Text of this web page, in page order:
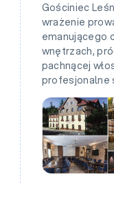
Gościniec
wrażenie
emanującego
wnętrzach,
pachnącej
profesjonalne